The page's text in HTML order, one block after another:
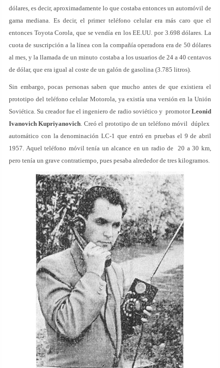
dólares, es decir, aproximadamente lo que costaba entonces un automóvil de
gama mediana. Es decir, el primer teléfono celular era más caro que el
entonces Toyota Corola, que se vendía en los EE.UU. por 3.698 dólares. La
cuota de suscripción a la línea con la compañía operadora era de 50 dólares
al mes, y la llamada de un minuto costaba a los usuarios de 24 a 40 centavos
de dólar, que era igual al coste de un galón de gasolina (3.785 litros).
Sin embargo, pocas personas saben que mucho antes de que existiera el
prototipo del teléfono celular Motorola, ya existía una versión en la Unión
Soviética. Su creador fue el ingeniero de radio soviético y promotorLeonid
Ivanovich Kupriyanovich. Creó el prototipo de un teléfono móvil dúplex
automático con la denominación LC-1 que entró en pruebas el 9 de abril
1957. Aquel teléfono móvil tenía un alcance en un radio de 20 a 30 km,
pero tenía un grave contratiempo, pues pesaba alrededor de tres kilogramos.